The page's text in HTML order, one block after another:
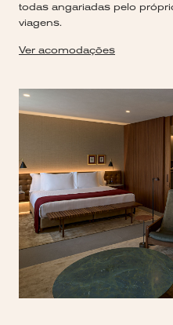
todas angariadas pelo
viagens.
Ver acomodações